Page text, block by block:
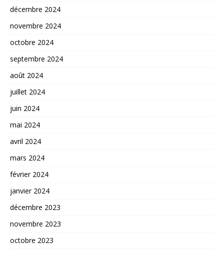
décembre 2024
novembre 2024
octobre 2024
septembre 2024
août 2024
juillet 2024
juin 2024
mai 2024
avril 2024
mars 2024
février 2024
janvier 2024
décembre 2023
novembre 2023
octobre 2023